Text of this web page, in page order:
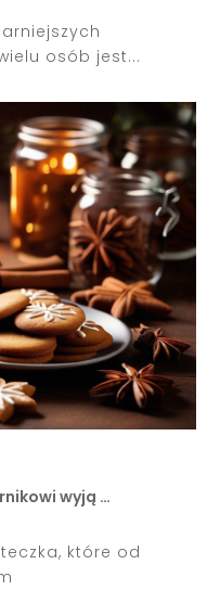
osób jest...
wyją …
które od